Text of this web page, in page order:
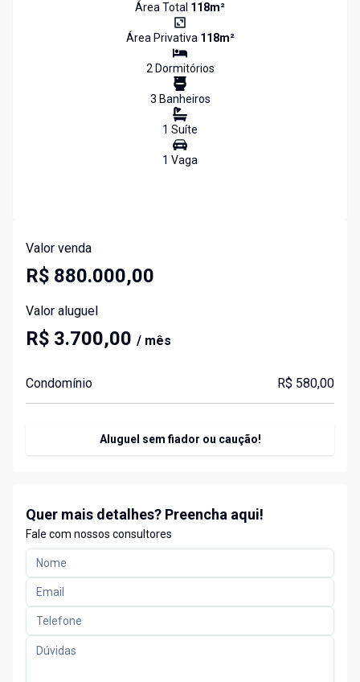
Área Total 118m²
Área Privativa 118m²
2Dormitórios
3 Banheiros
1 Suíte
1 Vaga
Valor venda
R$ 880.000,00
Valor aluguel
R$ 3.700,00 / mês
Condomínio R$ 580,00
Aluguel sem fiador ou caução!
Quer mais detalhes? Preencha aqui!
Fale com nossos consultores